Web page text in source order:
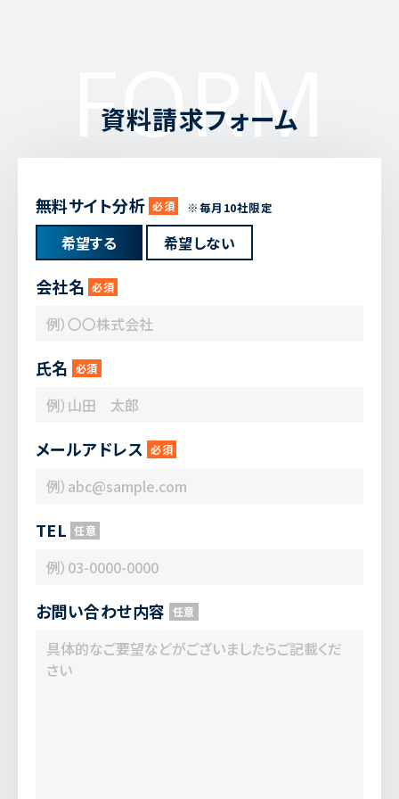
FORM
資料請求フォーム
無料サイト分析 必須 ※毎月10社限定
希望する 希望しない
会社名 必須
氏名 必須
メールアドレス 必須
TEL 任意
お問い合わせ内容 任意